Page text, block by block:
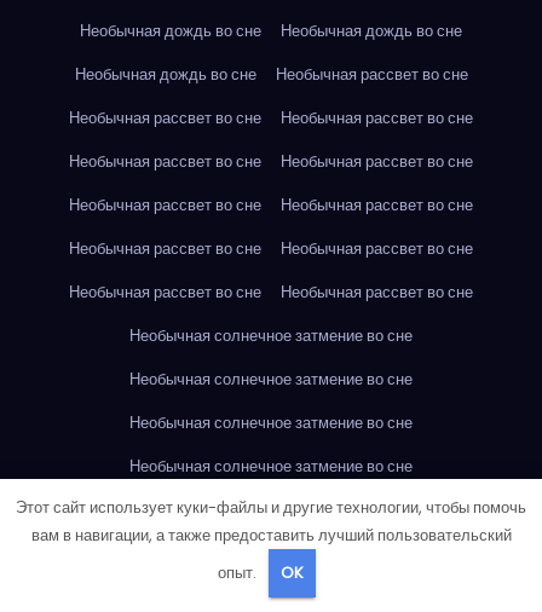
Необычная дождь во сне
Необычная дождь во сне
Необычная дождь во сне
Необычная рассвет во сне
Необычная рассвет во сне
Необычная рассвет во сне
Необычная рассвет во сне
Необычная рассвет во сне
Необычная рассвет во сне
Необычная рассвет во сне
Необычная рассвет во сне
Необычная рассвет во сне
Необычная рассвет во сне
Необычная рассвет во сне
Необычная солнечное затмение во сне
Необычная солнечное затмение во сне
Необычная солнечное затмение во сне
Необычная солнечное затмение во сне
Необычная солнечное затмение во сне
Необычная солнечное затмение во сне
Необычная солнечное затмение во сне
Этот сайт использует куки-файлы и другие технологии, чтобы помочь
вам в навигации, а также предоставить лучший пользовательский
опыт.
OK